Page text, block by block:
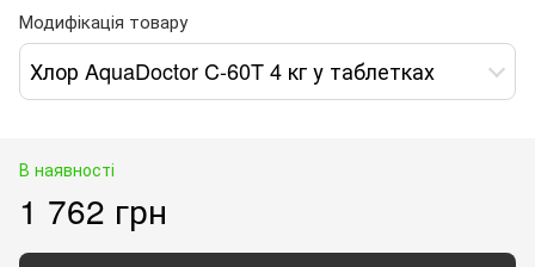
Модифікація товару
Хлор AquaDoctor C-60T 4 кг у таблетках
В наявності
1 762 грн